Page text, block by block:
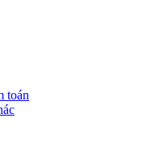
toán